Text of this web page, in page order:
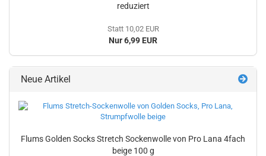
reduziert
Statt 10,02 EUR
Nur 6,99 EUR
Neue Artikel
Flums Golden Socks Stretch Sockenwolle von Pro Lana 4fach
beige 100 g